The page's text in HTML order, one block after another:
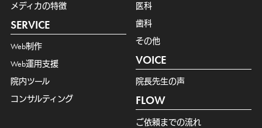
メディカの特徴
SERVICE
Web制作
Web運用支援
院内ツール
コンサルティング
医科
歯科
その他
VOICE
院長先生の声
FLOW
ご依頼までの流れ